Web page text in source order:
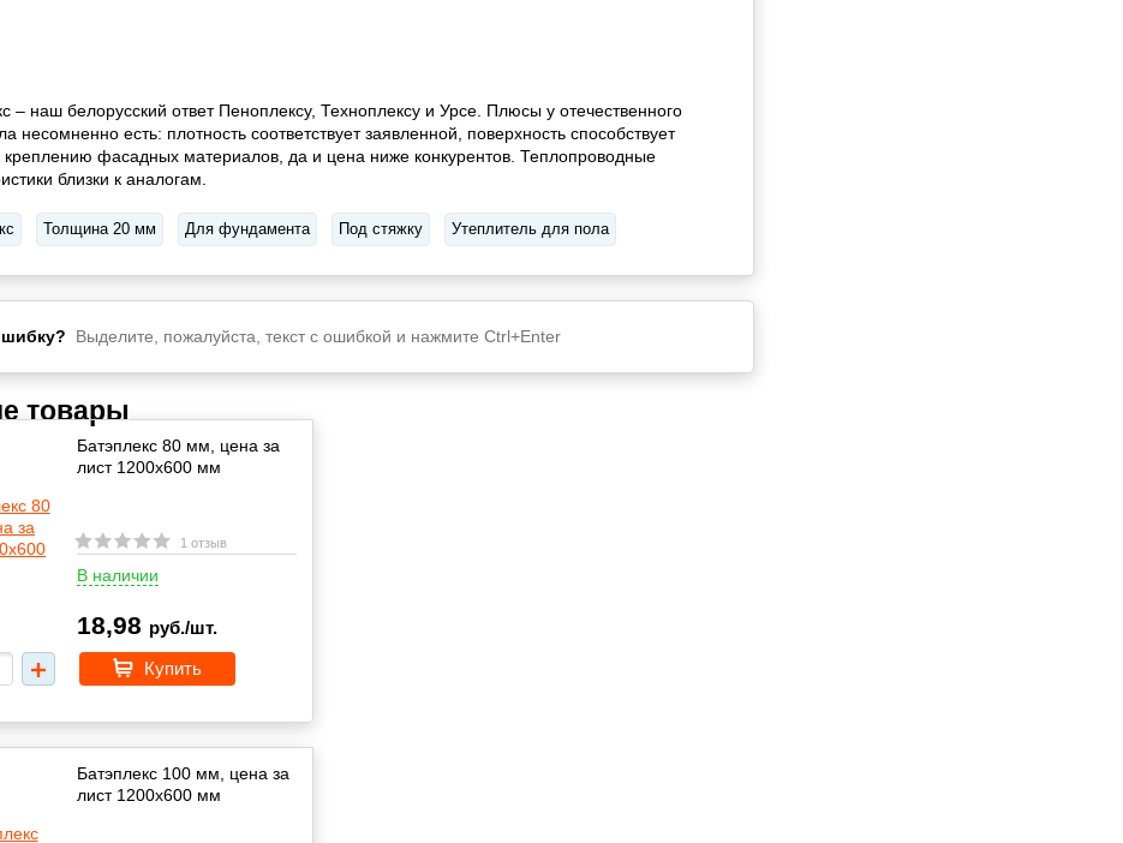
– наш белорусский ответ Пеноплексу, Техноплексу и Урсе. Плюсы у отечественного
несомненно есть: плотность соответствует заявленной, поверхность способствует
фасадных материалов, да и цена ниже конкурентов. Теплопроводные
близки к аналогам.
Толщина 20 мм Для фундамента Под стяжку Утеплитель для пола
Выделите, пожалуйста, текст с ошибкой и нажмите Ctrl+Enter
товары
Батэплекс 80 мм, цена за
лист 1200х600 мм
1 отзыв
В наличии
18,98 руб./шт.
Купить
Батэплекс 100 мм, цена за
лист 1200х600 мм